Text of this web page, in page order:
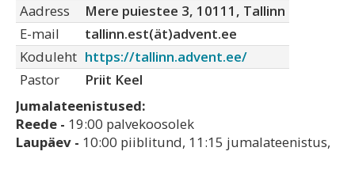
Aadress
Mere puiestee 3, 10111, Tallinn
E-mail
tallinn.est(ät)advent.ee
Koduleht https://tallinn.advent.ee/
Pastor
Priit Keel
Jumalateenistused:
Reede - 19:00 palvekoosolek
Laupäev - 10:00 piiblitund, 11:15 jumalateenistus,